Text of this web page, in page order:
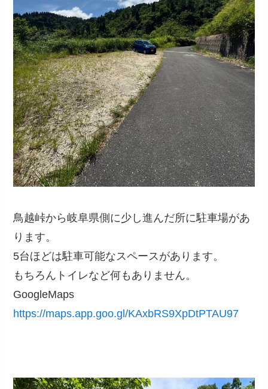
鳥越峠から岐阜県側に少し進んだ所に駐車場があ
ります。
5台ほどは駐車可能なスペースがあります。
もちろんトイレなど何もありません。
GoogleMaps
https://maps.app.goo.gl/KAxbRS9XpDtPTAU97